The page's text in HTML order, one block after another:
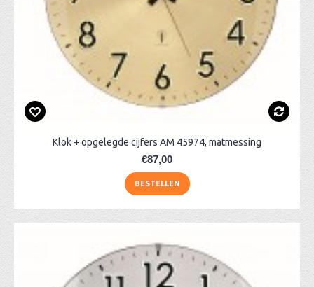
Klok + opgelegde cijfers AM 45974, matmessing
€87,00
BESTELLEN